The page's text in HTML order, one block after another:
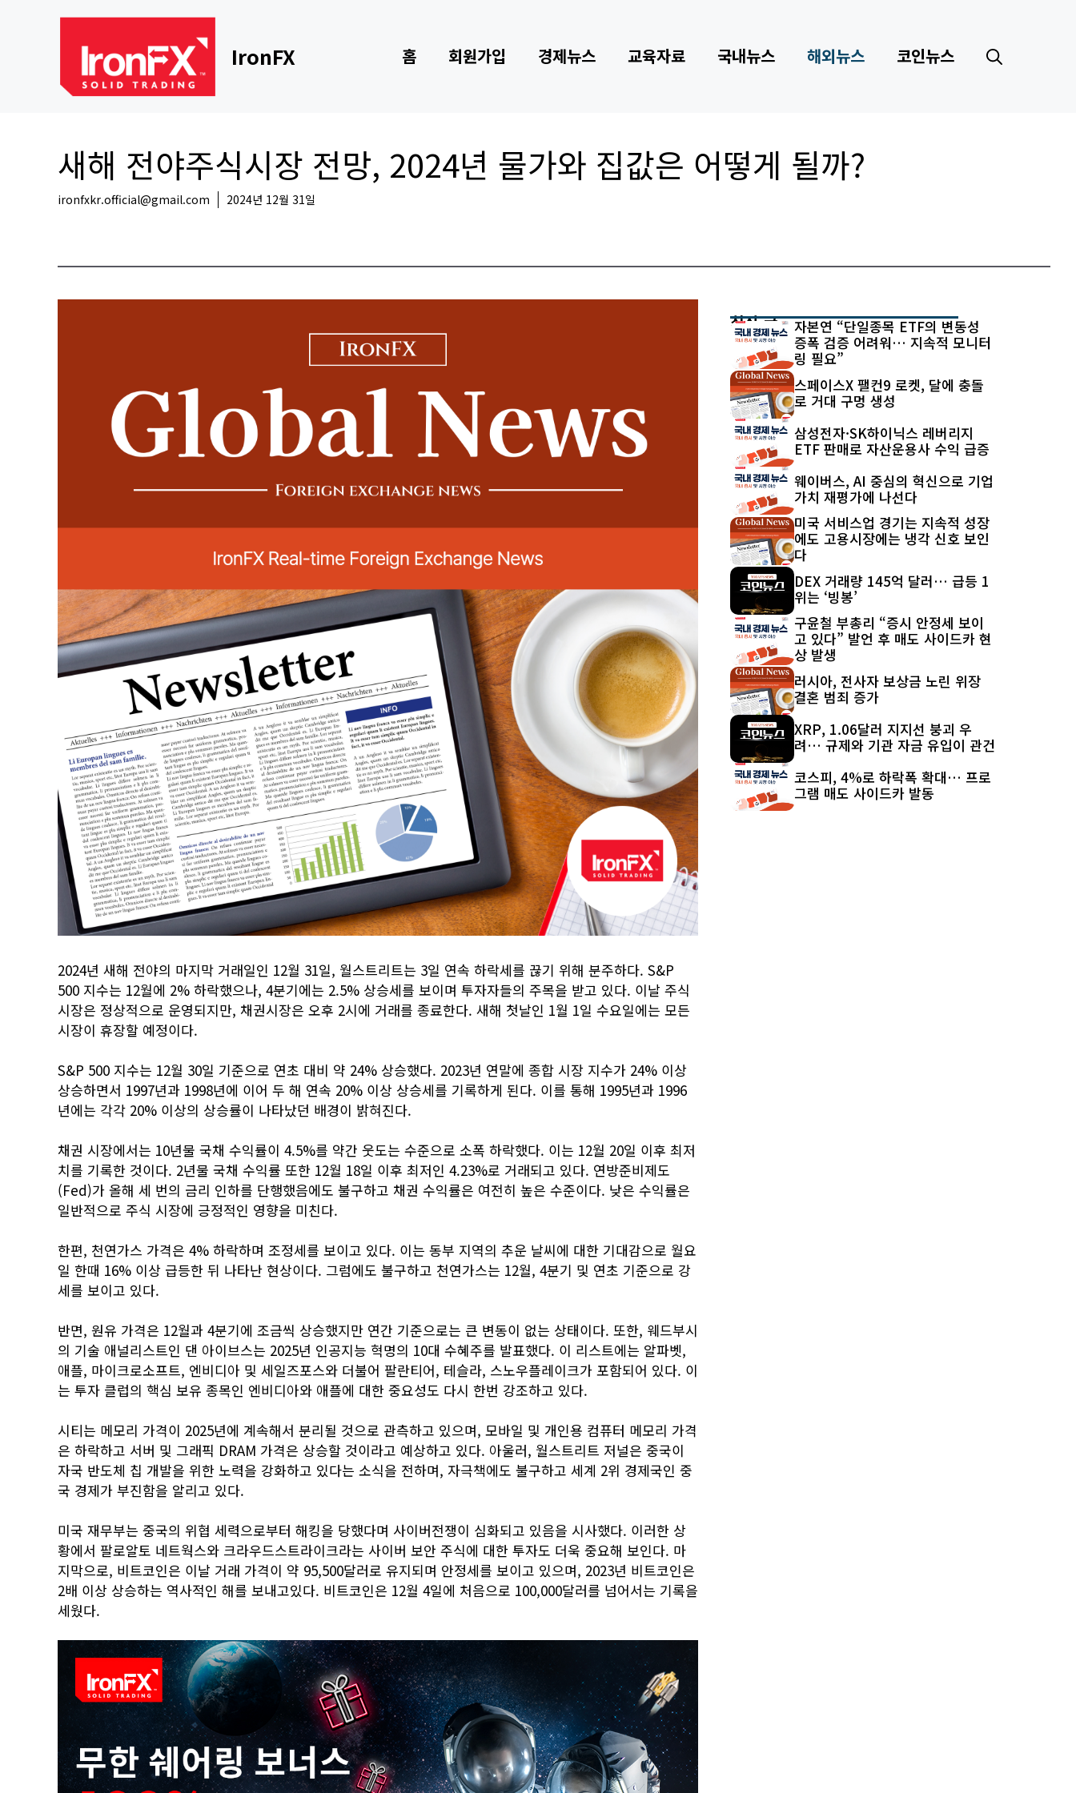
IronFX 홈 회원가입 경제뉴스 교육자료 국내뉴스 해외뉴스 코인뉴스
새해 전야주식시장 전망, 2024년 물가와 집값은 어떻게 될까?
ironfxkr.official@gmail.com 2024년 12월 31일
2024년 새해 전야의 마지막 거래일인 12월 31일, 월스트리트는 3일 연속 하락세를 끊기 위해 분주하다. S&P
500 지수는 12월에 2% 하락했으나, 4분기에는 2.5% 상승세를 보이며 투자자들의 주목을 받고 있다. 이날 주식
시장은 정상적으로 운영되지만, 채권시장은 오후 2시에 거래를 종료한다. 새해 첫날인 1월 1일 수요일에는 모든
시장이 휴장할 예정이다.
S&P 500 지수는 12월 30일 기준으로 연초 대비 약 24% 상승했다. 2023년 연말에 종합 시장 지수가 24% 이상
상승하면서 1997년과 1998년에 이어 두 해 연속 20% 이상 상승세를 기록하게 된다. 이를 통해 1995년과 1996
년에는 각각 20% 이상의 상승률이 나타났던 배경이 밝혀진다.
채권 시장에서는 10년물 국채 수익률이 4.5%를 약간 웃도는 수준으로 소폭 하락했다. 이는 12월 20일 이후 최저
치를 기록한 것이다. 2년물 국채 수익률 또한 12월 18일 이후 최저인 4.23%로 거래되고 있다. 연방준비제도
(Fed)가 올해 세 번의 금리 인하를 단행했음에도 불구하고 채권 수익률은 여전히 높은 수준이다. 낮은 수익률은
일반적으로 주식 시장에 긍정적인 영향을 미친다.
한편, 천연가스 가격은 4% 하락하며 조정세를 보이고 있다. 이는 동부 지역의 추운 날씨에 대한 기대감으로 월요
일 한때 16% 이상 급등한 뒤 나타난 현상이다. 그럼에도 불구하고 천연가스는 12월, 4분기 및 연초 기준으로 강
세를 보이고 있다.
반면, 원유 가격은 12월과 4분기에 조금씩 상승했지만 연간 기준으로는 큰 변동이 없는 상태이다. 또한, 웨드부시
의 기술 애널리스트인 댄 아이브스는 2025년 인공지능 혁명의 10대 수혜주를 발표했다. 이 리스트에는 알파벳,
애플, 마이크로소프트, 엔비디아 및 세일즈포스와 더불어 팔란티어, 테슬라, 스노우플레이크가 포함되어 있다. 이
는 투자 클럽의 핵심 보유 종목인 엔비디아와 애플에 대한 중요성도 다시 한번 강조하고 있다.
시티는 메모리 가격이 2025년에 계속해서 분리될 것으로 관측하고 있으며, 모바일 및 개인용 컴퓨터 메모리 가격
은 하락하고 서버 및 그래픽 DRAM 가격은 상승할 것이라고 예상하고 있다. 아울러, 월스트리트 저널은 중국이
자국 반도체 칩 개발을 위한 노력을 강화하고 있다는 소식을 전하며, 자극책에도 불구하고 세계 2위 경제국인 중
국 경제가 부진함을 알리고 있다.
미국 재무부는 중국의 위협 세력으로부터 해킹을 당했다며 사이버전쟁이 심화되고 있음을 시사했다. 이러한 상
황에서 팔로알토 네트웍스와 크라우드스트라이크라는 사이버 보안 주식에 대한 투자도 더욱 중요해 보인다. 마
지막으로, 비트코인은 이날 거래 가격이 약 95,500달러로 유지되며 안정세를 보이고 있으며, 2023년 비트코인은
2배 이상 상승하는 역사적인 해를 보내고있다. 비트코인은 12월 4일에 처음으로 100,000달러를 넘어서는 기록을
세웠다.
최신 글
자본연 “단일종목 ETF의 변동성
증폭 검증 어려워… 지속적 모니터
링 필요”
스페이스X 팰컨9 로켓, 달에 충돌
로 거대 구멍 생성
삼성전자·SK하이닉스 레버리지
ETF 판매로 자산운용사 수익 급증
웨이버스, AI 중심의 혁신으로 기업
가치 재평가에 나선다
미국 서비스업 경기는 지속적 성장
에도 고용시장에는 냉각 신호 보인
다
DEX 거래량 145억 달러… 급등 1
위는 ‘빙봉’
구윤철 부총리 “증시 안정세 보이
고 있다” 발언 후 매도 사이드카 현
상 발생
러시아, 전사자 보상금 노린 위장
결혼 범죄 증가
XRP, 1.06달러 지지선 붕괴 우
려… 규제와 기관 자금 유입이 관건
코스피, 4%로 하락폭 확대… 프로
그램 매도 사이드카 발동